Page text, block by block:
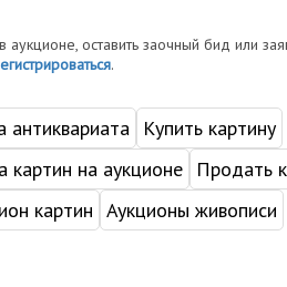
аукционе, оставить заочный бид или
.
антиквариата
Купить картину
картин на аукционе
Продать
картин Аукционы живописи